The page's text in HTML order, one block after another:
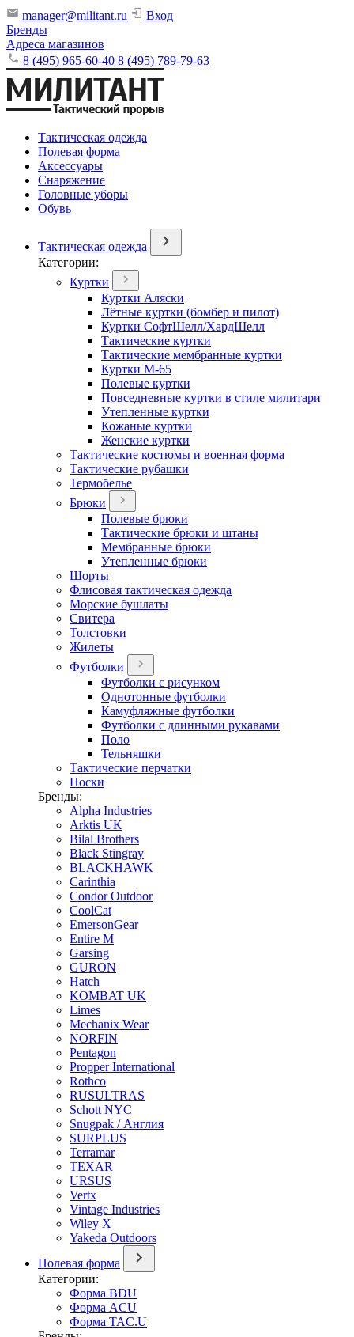
manager@militant.ru
Вход
Бренды
Адреса магазинов
8 (495) 965-60-40 8 (495) 789-79-63
Тактическая одежда
Полевая форма
Аксессуары
Снаряжение
Головные уборы
Обувь
Тактическая одежда
Категории:
Куртки
Куртки Аляски
Лётные куртки (бомбер и пилот)
Куртки СофтШелл/ХардШелл
Тактические куртки
Тактические мембранные куртки
Куртки М-65
Полевые куртки
Повседневные куртки в стиле милитари
Утепленные куртки
Кожаные куртки
Женские куртки
Тактические костюмы и военная форма
Тактические рубашки
Термобелье
Брюки
Полевые брюки
Тактические брюки и штаны
Мембранные брюки
Утепленные брюки
Шорты
Флисовая тактическая одежда
Морские бушлаты
Свитера
Толстовки
Жилеты
Футболки
Футболки с рисунком
Однотонные футболки
Камуфляжные футболки
Футболки с длинными рукавами
Поло
Тельняшки
Тактические перчатки
Носки
Бренды:
Alpha Industries
Arktis UK
Bilal Brothers
Black Stingray
BLACKHAWK
Carinthia
Condor Outdoor
CoolCat
EmersonGear
Entire M
Garsing
GURON
Hatch
KOMBAT UK
Limes
Mechanix Wear
NORFIN
Pentagon
Propper International
Rothco
RUSULTRAS
Schott NYC
Snugpak / Англия
SURPLUS
Terramar
TEXAR
URSUS
Vertx
Vintage Industries
Wiley X
Yakeda Outdoors
Полевая форма
Категории:
Форма BDU
Форма ACU
Форма TAC.U